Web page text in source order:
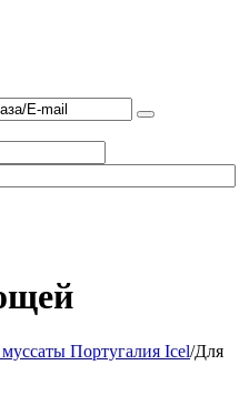
Португалия Icel/Для